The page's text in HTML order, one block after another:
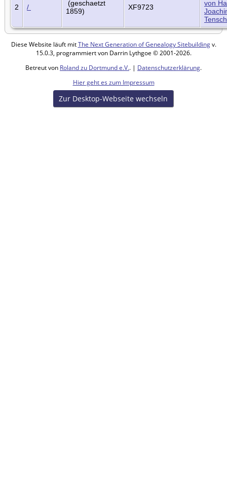
2 /
(geschaetzt
1859)
XF9723
von
Diese Website läuft mitThe Next Generation of Genealogy Sitebuildingv.
15.0.3, programmiert von Darrin Lythgoe © 2001-2026.
Betreut von Roland zu Dortmund e.V.. | Datenschutzerklärung.
Hier geht es zum Impressum
Zur Desktop-Webseite wechseln